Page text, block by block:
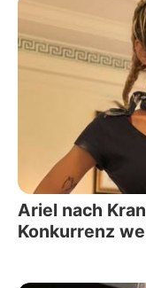
Ariel nach
Konkurrenz